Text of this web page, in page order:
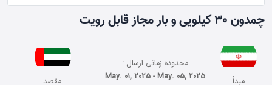
چمدون ۳۰ کیلویی و بار مجاز قابل رویت
مبدأ :
محدوده زمانی ارسال :
May. 01, 2025 - May. 05, 2025
مقصد :